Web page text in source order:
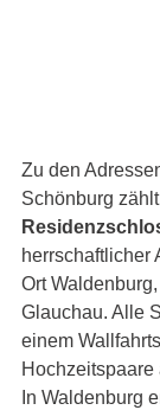
Zu den
Schönburg
herrschaftlicher
Ort
Glauchau. Alle
einem
Hochzeitspaare
In Waldenburg